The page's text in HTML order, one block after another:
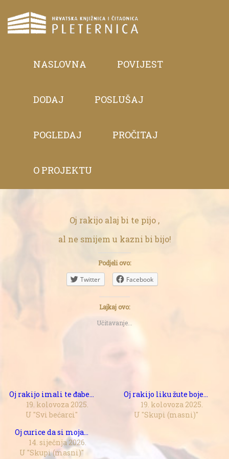
NASLOVNA POVIJEST
DODAJ POSLUŠAJ
POGLEDAJ PROČITAJ
O PROJEKTU
Oj rakijo alaj bi te pijo ,
al ne smijem u kazni bi bijo!
Podjeli ovo:
Twitter Facebook
Lajkaj ovo:
Učitavanje...
Oj rakijo imali te đabe…
19. kolovoza 2025.
U "Svi bećarci"
Oj rakijo liku žute boje…
19. kolovoza 2025.
U "Skupi (masni)"
Oj curice da si moja…
14. siječnja 2026.
U "Skupi (masni)"